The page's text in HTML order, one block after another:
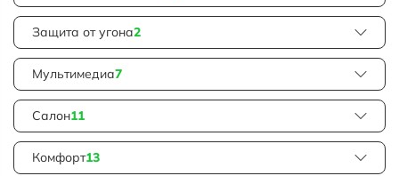
Защита от угона2
Мультимедиа7
Салон11
Комфорт13